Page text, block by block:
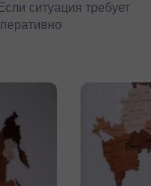
ситуация требует